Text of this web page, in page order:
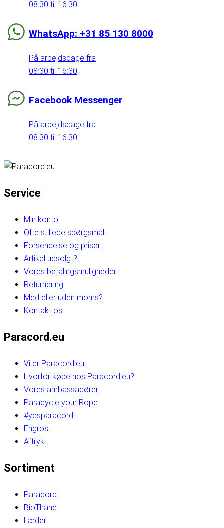
08:30 til 16:30
WhatsApp: +31 85 130 8000
På arbejdsdage fra
08:30 til 16:30
Facebook Messenger
På arbejdsdage fra
08:30 til 16:30
Service
Min konto
Ofte stillede spørgsmål
Forsendelse og priser
Artikel udsolgt?
Vores betalingsmuligheder
Returnering
Med eller uden moms?
Kontakt os
Paracord.eu
Vi er Paracord.eu
Hvorfor købe hos Paracord.eu?
Vores ambassadører
Paracycle your Rope
#yesparacord
Engros
Aftryk
Sortiment
Paracord
BioThane
Læder